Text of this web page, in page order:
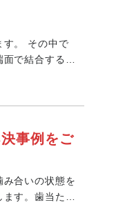
中で
事例をご
合いの状態を
す。歯当たり